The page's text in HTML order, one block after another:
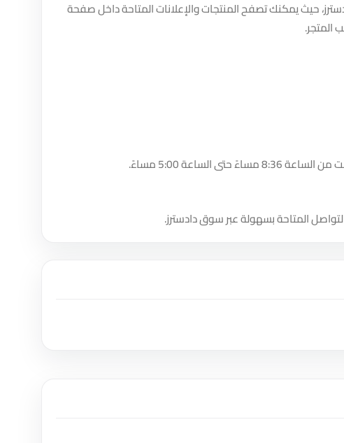
حيث يمكنك تصفح المنتجات والإعلانات المتاحة داخل صفحة
المتجر.
الساعة 5:00 مساءً.
المتاحة بسهولة عبر سوق دادسترز.